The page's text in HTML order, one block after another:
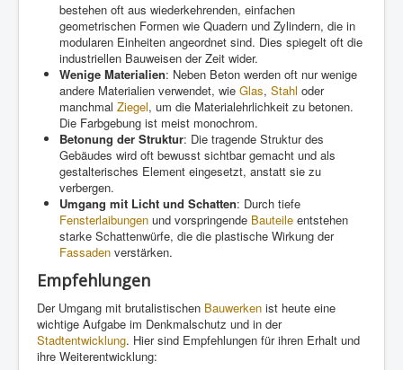
bestehen oft aus wiederkehrenden, einfachen
geometrischen Formen wie Quadern und Zylindern, die in
modularen Einheiten angeordnet sind. Dies spiegelt oft die
industriellen Bauweisen der Zeit wider.
Wenige Materialien: Neben Beton werden oft nur wenige
andere Materialien verwendet, wie Glas, Stahl oder
manchmal Ziegel, um die Materialehrlichkeit zu betonen.
Die Farbgebung ist meist monochrom.
Betonung der Struktur: Die tragende Struktur des
Gebäudes wird oft bewusst sichtbar gemacht und als
gestalterisches Element eingesetzt, anstatt sie zu
verbergen.
Umgang mit Licht und Schatten: Durch tiefe
Fensterlaibungen und vorspringende Bauteile entstehen
starke Schattenwürfe, die die plastische Wirkung der
Fassaden verstärken.
Empfehlungen
Der Umgang mit brutalistischen Bauwerken ist heute eine
wichtige Aufgabe im Denkmalschutz und in der
Stadtentwicklung. Hier sind Empfehlungen für ihren Erhalt und
ihre Weiterentwicklung: